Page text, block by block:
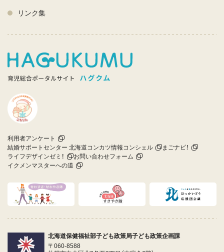
リンク集
利用者アンケート
結婚サポートセンター 北海道コンカツ情報コンシェル
まごナビ！
ライフデザインゼミ！
お問い合わせフォーム
イクメンマスターへの道
北海道保健福祉部子ども政策局子ども政策企画課
〒060-8588